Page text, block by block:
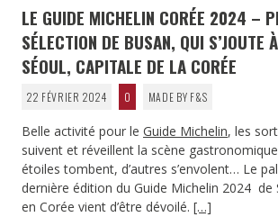
LE GUIDE MICHELIN CORÉE 2024 –
SÉLECTION DE BUSAN, QUI S’JOUTE
SÉOUL, CAPITALE DE LA CORÉE
22 FÉVRIER 2024 0 MADE BY F&S
Belle activité pour le Guide Michelin, les
suivent et réveillent la scène
étoiles tombent, d’autres s’envolent… Le
dernière édition du Guide Michelin 2024 de
en Corée vient d’être dévoilé. […]